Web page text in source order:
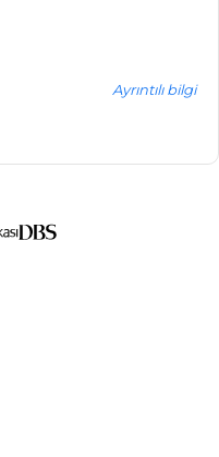
Ayrıntılı bilgi